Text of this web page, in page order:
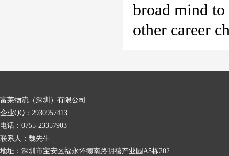
broad mind to
other career
富莱物流（深圳）有限公司
企业QQ：2930957413
电话：0755-23357903
联系人：魏先生
地址：深圳市宝安区福永怀德南路明禧产业园A5栋202